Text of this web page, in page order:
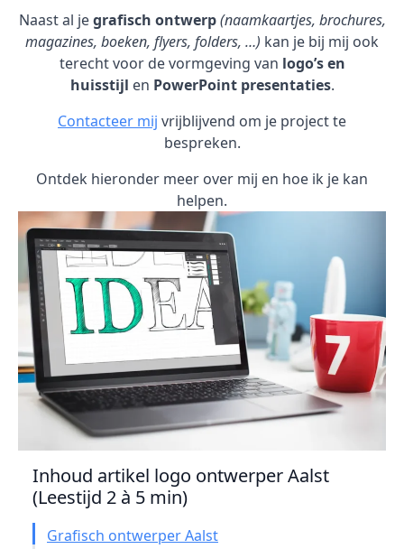
Naast al jegrafisch ontwerp (naamkaartjes, brochures,
magazines, boeken, flyers, folders, …) kan je bij mij ook
terecht voor de vormgeving van logo’s en
huisstijl en PowerPoint presentaties.
Contacteer mij vrijblijvend om je project te
bespreken.
Ontdek hieronder meer over mij en hoe ik je kan
helpen.
Inhoud artikel logo ontwerper Aalst
(Leestijd 2 à 5 min)
Grafisch ontwerper Aalst